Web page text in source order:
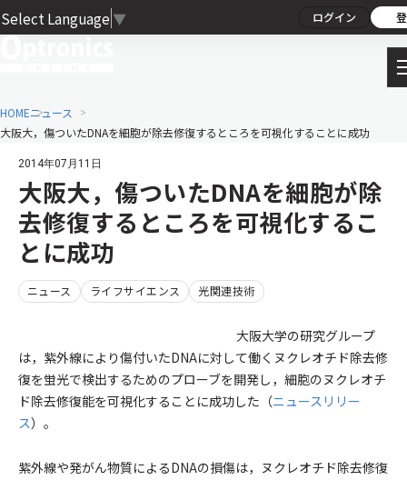
Select Language ▼ ログイン
HOMEニュース
大阪大，傷ついたDNAを細胞が除去修復するところを可視化することに成功
2014年07月11日
大阪大，傷ついたDNAを細胞が除
去修復するところを可視化するこ
とに成功
ニュース ライフサイエンス 光関連技術
大阪大学の研究グループ
は，紫外線により傷付いたDNAに対して働くヌクレオチド除去修
復を蛍光で検出するためのプローブを開発し，細胞のヌクレオチ
ド除去修復能を可視化することに成功した（ニュースリリー
ス）。
紫外線や発がん物質によるDNAの損傷は，ヌクレオチド除去修復